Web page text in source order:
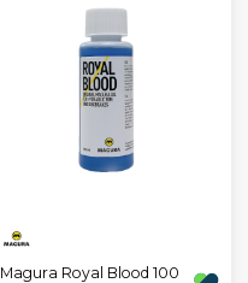
Magura Royal Blood 100